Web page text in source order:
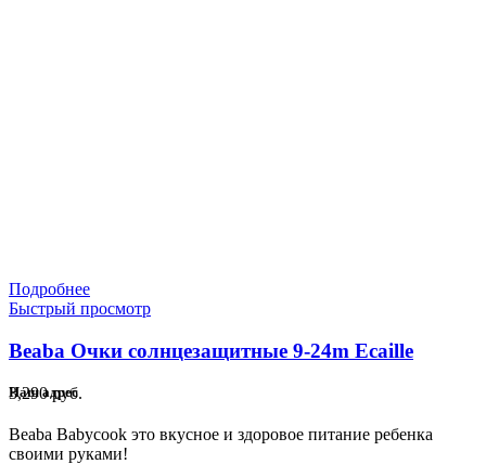
Подробнее
Быстрый просмотр
Beaba Очки солнцезащитные 9-24m Ecaille
3,290руб.
Наш адрес
Beaba Babycook это вкусное и здоровое питание ребенка
своими руками!